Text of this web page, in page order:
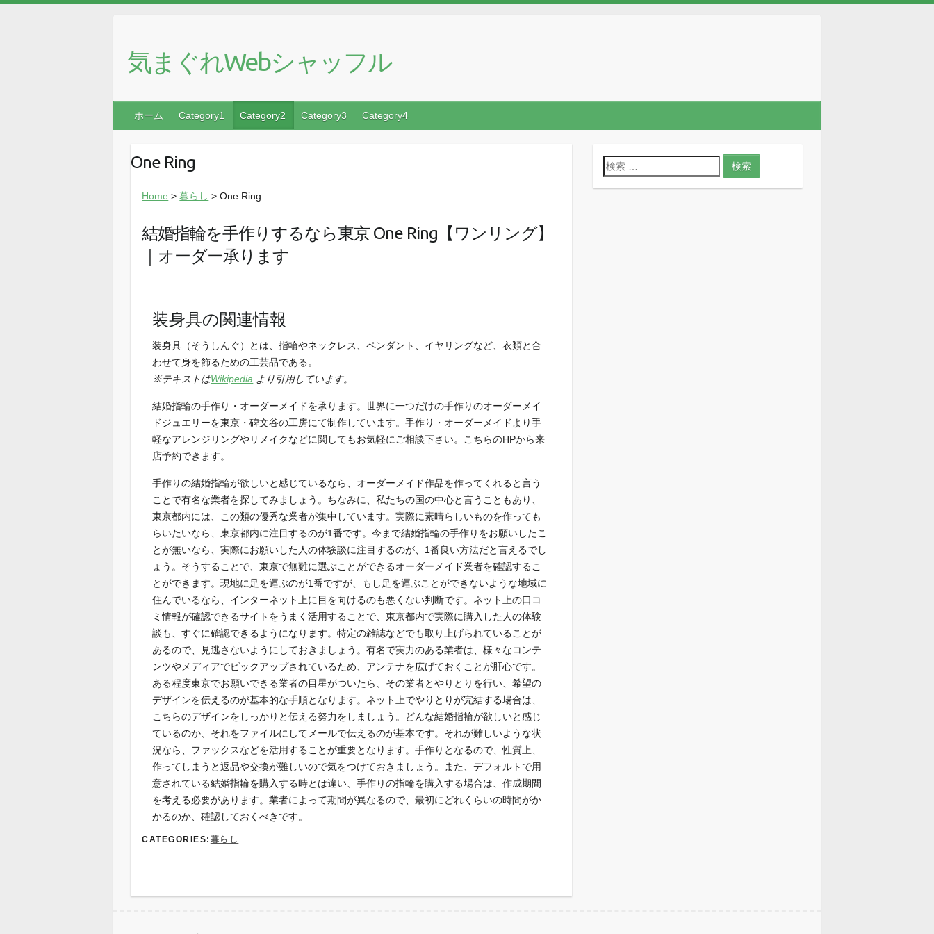
気まぐれWebシャッフル
ホーム Category1 Category2 Category3 Category4
One Ring
Home >暮らし > One Ring
結婚指輪を手作りするなら東京 One Ring【ワンリング】
｜オーダー承ります
装身具の関連情報
装身具（そうしんぐ）とは、指輪やネックレス、ペンダント、イヤリングなど、衣類と合
わせて身を飾るための工芸品である。
※テキストはWikipedia より引用しています。
結婚指輪の手作り・オーダーメイドを承ります。世界に一つだけの手作りのオーダーメイ
ドジュエリーを東京・碑文谷の工房にて制作しています。手作り・オーダーメイドより手
軽なアレンジリングやリメイクなどに関してもお気軽にご相談下さい。こちらのHPから来
店予約できます。
手作りの結婚指輪が欲しいと感じているなら、オーダーメイド作品を作ってくれると言う
ことで有名な業者を探してみましょう。ちなみに、私たちの国の中心と言うこともあり、
東京都内には、この類の優秀な業者が集中しています。実際に素晴らしいものを作っても
らいたいなら、東京都内に注目するのが1番です。今まで結婚指輪の手作りをお願いしたこ
とが無いなら、実際にお願いした人の体験談に注目するのが、1番良い方法だと言えるでし
ょう。そうすることで、東京で無難に選ぶことができるオーダーメイド業者を確認するこ
とができます。現地に足を運ぶのが1番ですが、もし足を運ぶことができないような地域に
住んでいるなら、インターネット上に目を向けるのも悪くない判断です。ネット上の口コ
ミ情報が確認できるサイトをうまく活用することで、東京都内で実際に購入した人の体験
談も、すぐに確認できるようになります。特定の雑誌などでも取り上げられていることが
あるので、見逃さないようにしておきましょう。有名で実力のある業者は、様々なコンテ
ンツやメディアでピックアップされているため、アンテナを広げておくことが肝心です。
ある程度東京でお願いできる業者の目星がついたら、その業者とやりとりを行い、希望の
デザインを伝えるのが基本的な手順となります。ネット上でやりとりが完結する場合は、
こちらのデザインをしっかりと伝える努力をしましょう。どんな結婚指輪が欲しいと感じ
ているのか、それをファイルにしてメールで伝えるのが基本です。それが難しいような状
況なら、ファックスなどを活用することが重要となります。手作りとなるので、性質上、
作ってしまうと返品や交換が難しいので気をつけておきましょう。また、デフォルトで用
意されている結婚指輪を購入する時とは違い、手作りの指輪を購入する場合は、作成期間
を考える必要があります。業者によって期間が異なるので、最初にどれくらいの時間がか
かるのか、確認しておくべきです。
CATEGORIES: 暮らし
検
索